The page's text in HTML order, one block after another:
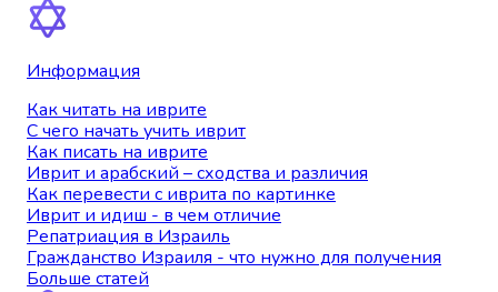
Информация
Как читать на иврите
С чего начать учить иврит
Как писать на иврите
Иврит и арабский – сходства и различия
Как перевести с иврита по картинке
Иврит и идиш - в чем отличие
Репатриация в Израиль
Гражданство Израиля - что нужно для получения
Больше статей